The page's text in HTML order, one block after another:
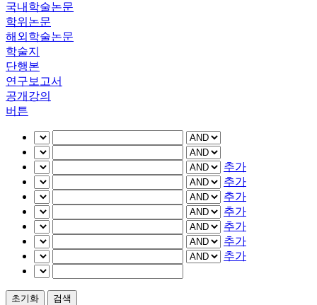
국내학술논문
학위논문
해외학술논문
학술지
단행본
연구보고서
공개강의
버튼
추가
추가
추가
추가
추가
추가
추가